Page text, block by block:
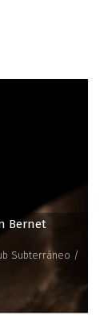
Bernet
Subterráneo /